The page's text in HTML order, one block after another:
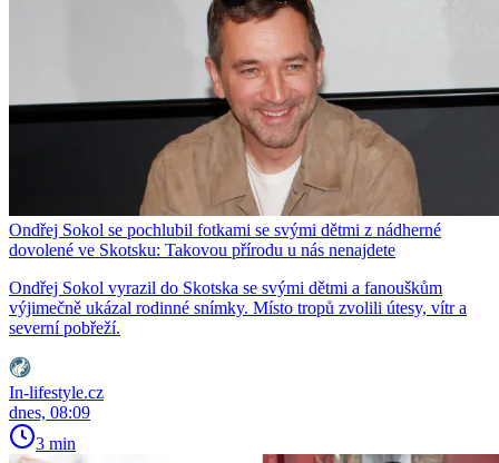
Ondřej Sokol se pochlubil fotkami se svými dětmi z nádherné
dovolené ve Skotsku: Takovou přírodu u nás nenajdete
Ondřej Sokol vyrazil do Skotska se svými dětmi a fanouškům
výjimečně ukázal rodinné snímky. Místo tropů zvolili útesy, vítr a
severní pobřeží.
In-lifestyle.cz
dnes, 08:09
3 min